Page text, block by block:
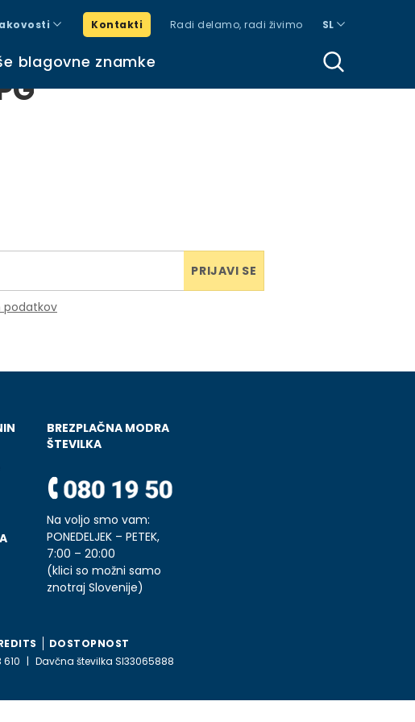
Kontakti Radi delamo, radi živimo SL
blagovne znamke
PRIJAVI SE
podatkov
BREZPLAČNA MODRA
ŠTEVILKA
Na voljo smo vam:
PONEDELJEK – PETEK,
7:00 – 20:00
(klici so možni samo
znotraj Slovenije)
DOSTOPNOST
Davčna številka SI33065888